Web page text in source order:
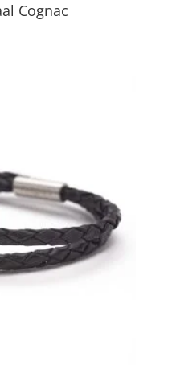
Cognac